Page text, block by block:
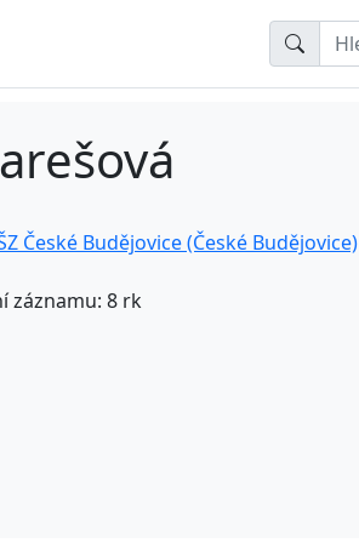
České Budějovice (České Budějovice)
záznamu: 8 rk